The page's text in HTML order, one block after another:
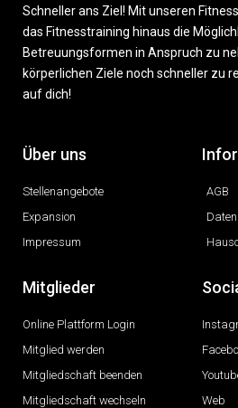
Schneller ans Ziel! Mit unseren
das Fitnesstraining hinaus die
Betreuungsformen in Anspruch zu
körperlichen Ziele noch schneller zu
auf dich!
Über uns
Stellenangebote
Expansion
Impressum
AGB
Mitglieder
Online Plattform Login
Mitglied werden
Mitgliedschaft beenden
Mitgliedschaft wechseln
Web